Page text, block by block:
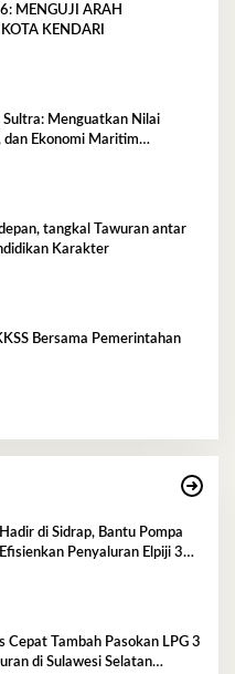
MENGUJI ARAH
KENDARI
Sultra: Menguatkan Nilai
dan Ekonomi Maritim
tangkal Tawuran antar
Karakter
Bersama Pemerintahan
di Sidrap, Bantu Pompa
Penyaluran Elpiji 3
Cepat Tambah Pasokan LPG 3
di Sulawesi Selatan